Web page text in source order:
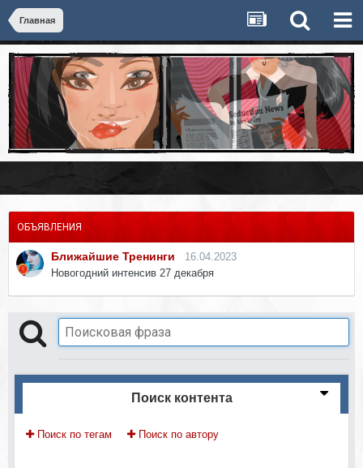
Главная
ОБЪЯВЛЕНИЯ
Ближайшие Тренинги
16.04.2023
Новогодний интенсив 27 декабря
Поиск контента
Поиск по тегам Поиск по автору